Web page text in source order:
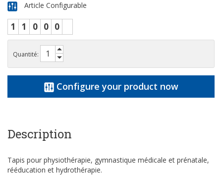
Article Configurable
1 1 0 0 0
Quantité:
Configure your product now
Description
Tapis pour physiothérapie, gymnastique médicale et prénatale,
rééducation et hydrothérapie.